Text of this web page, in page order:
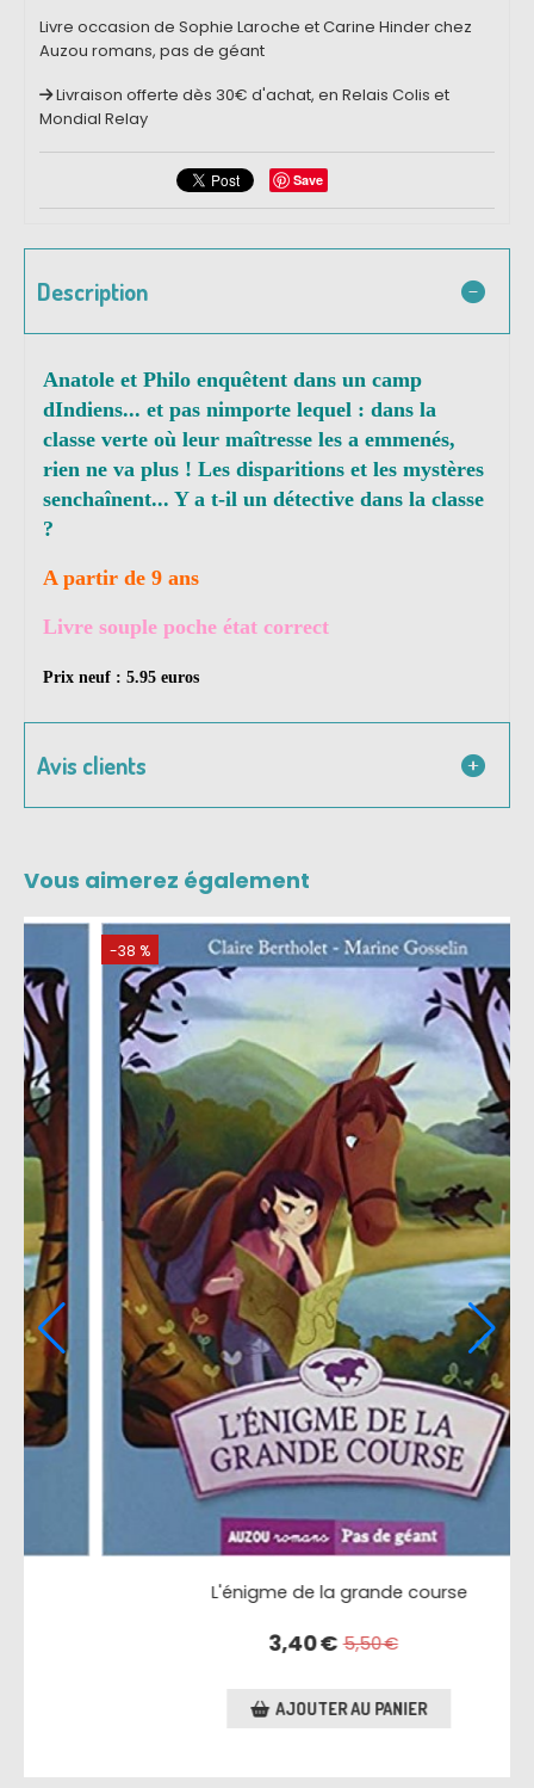
Livre occasion de Sophie Laroche et Carine Hinder chez
Auzou romans, pas de géant
Livraison offerte dès 30€ d'achat, en Relais Colis et
Mondial Relay
Save
Description
Anatole et Philo enquêtent dans un camp
dIndiens... et pas nimporte lequel : dans la
classe verte où leur maîtresse les a emmenés,
rien ne va plus ! Les disparitions et les mystères
senchaînent... Y a t-il un détective dans la classe
?
A partir de 9 ans
Livre souple poche état correct
Prix neuf : 5.95 euros
Avis clients
Vous aimerez également
L'énigme de la grande course
€ 5,50€
AJOUTER AU PANIER